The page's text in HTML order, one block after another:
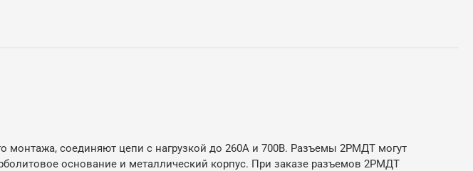
монтажа, соединяют цепи с нагрузкой до 260А и 700В. Разъемы 2РМДТ могут
основание и металлический корпус. При заказе разъемов 2РМДТ